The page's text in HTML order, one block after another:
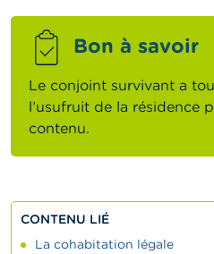
Bon à savoir
Le conjoint survivant a
l’usufruit de la résidence
contenu.
CONTENU LIÉ
La cohabitation légale